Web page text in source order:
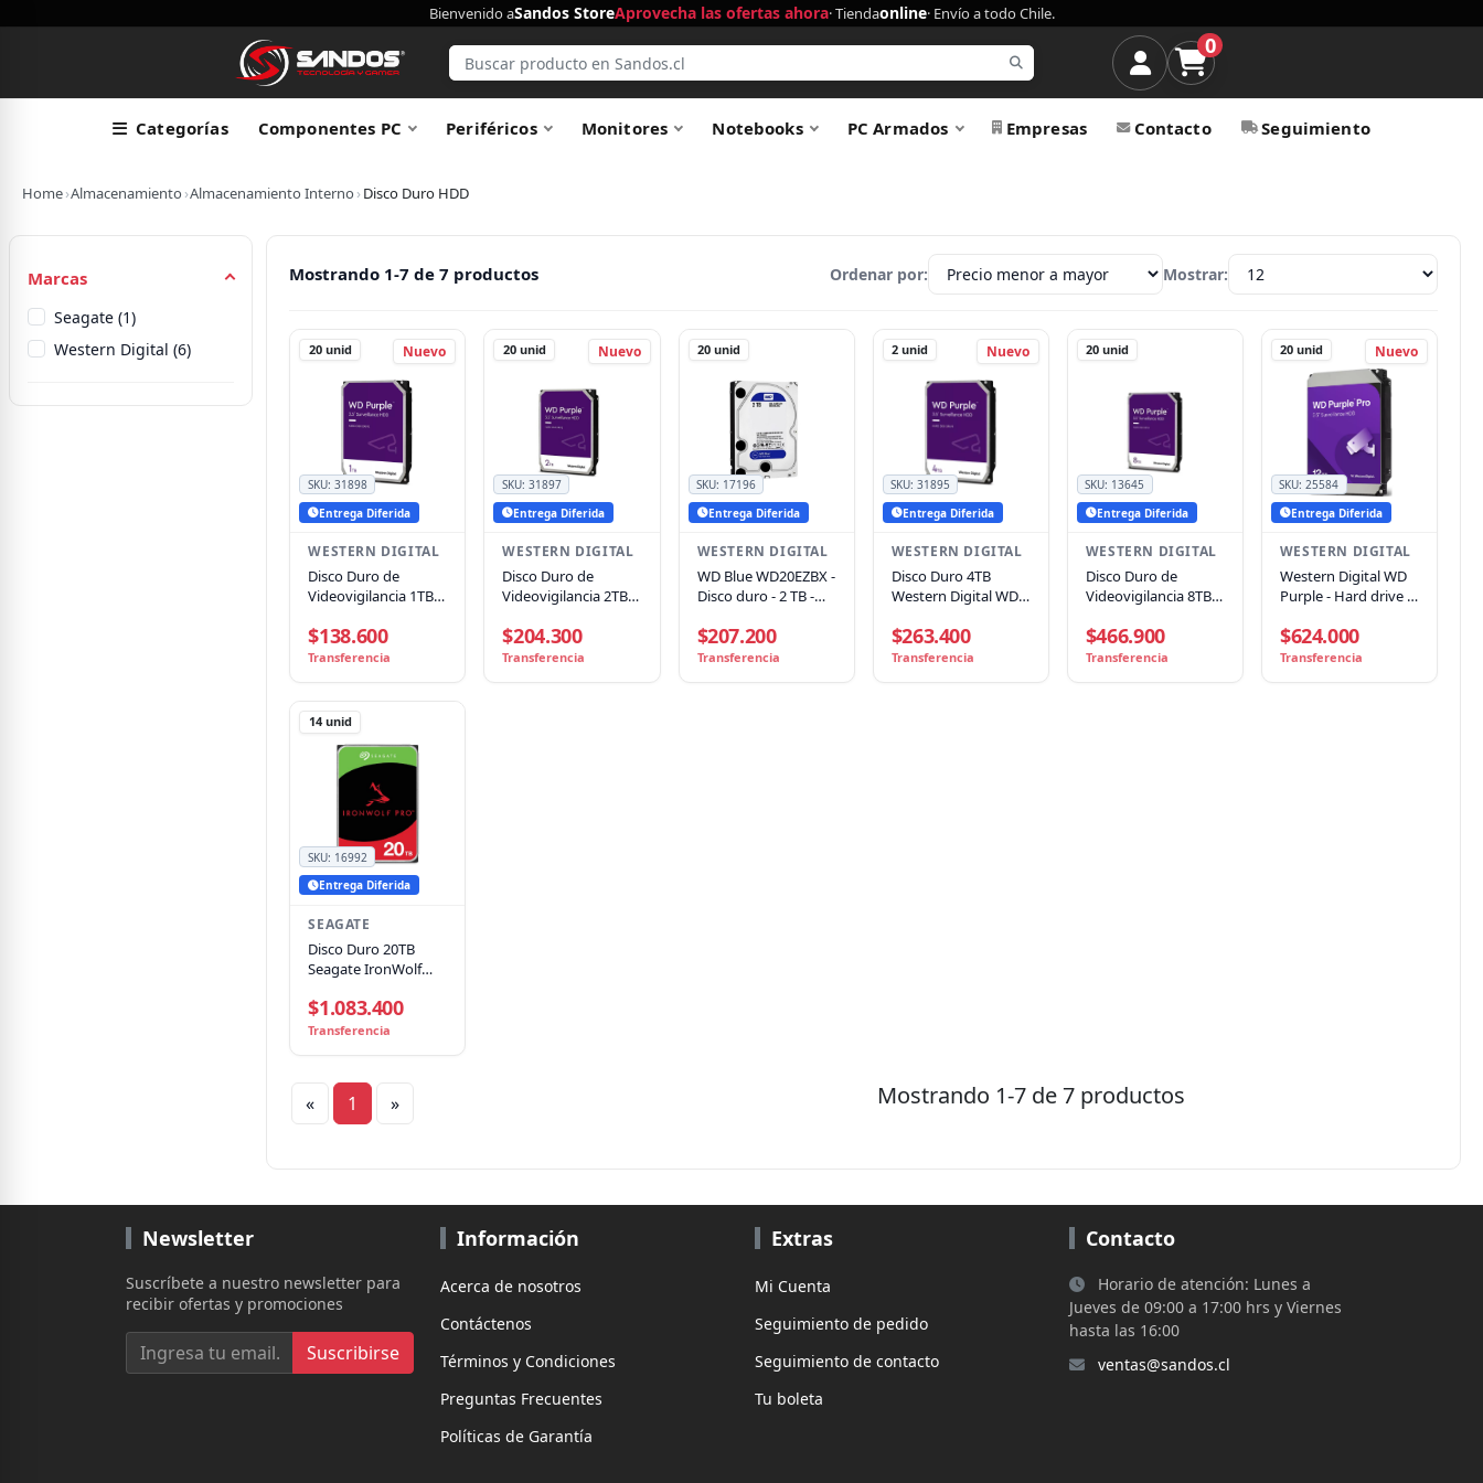
Bienvenido aSandos StoreAprovecha las ofertas ahora· Tiendaonline· Envío a todo Chile.
0
Categorías Componentes PC Periféricos Monitores Notebooks PC Armados Empresas Contacto Seguimiento
Home›Almacenamiento ›Almacenamiento Interno ›Disco Duro HDD
Marcas
Seagate (1)
Western Digital (6)
Mostrando 1-7 de 7 productos Ordenar por: Mostrar:
Entrega Diferida
Nuevo
SKU: 31898
20unid
WESTERN DIGITAL
Disco Duro de
Videovigilancia 1TB
5400RPM, SATA
6Gb/s, Cache 64MB
$138.600
Transferencia
Entrega Diferida
Nuevo
SKU: 31897
20unid
WESTERN DIGITAL
Disco Duro de
Videovigilancia 2TB
5400RPM, Caché
64mb, 3.5"
$204.300
Transferencia
Entrega Diferida
SKU: 17196
20unid
WESTERN DIGITAL
WD Blue WD20EZBX -
Disco duro - 2 TB -
6Gb/s - 7200 rpm -
búfer: 256 MB
$207.200
Transferencia
Entrega Diferida
Nuevo
SKU:31895
2unid
WESTERN DIGITAL
Disco Duro 4TB
Western Digital WD
6GB/S, 256MB Caché,
5400 RPM
$263.400
Transferencia
Entrega Diferida
SKU: 13645
20unid
WESTERN DIGITAL
Disco Duro de
Videovigilancia 8TB
Surveillance, 5640
rpm, SATA 3 (6.0
$466.900
Transferencia
Entrega Diferida
Nuevo
SKU:25584
20 unid
WESTERN DIGITAL
Western Digital WD
Purple - Hard drive -
12 TB - 3.5" - 7200
rpm
$624.000
Transferencia
Entrega Diferida
SKU: 16992
14unid
SEAGATE
Disco Duro 20TB
Seagate IronWolf
6Gbit/s, 7200RPM,
256MB Caché
$1.083.400
Transferencia
« 1 » Mostrando 1-7 de 7 productos
Newsletter
Suscríbete a nuestro newsletter para
recibir ofertas y promociones
Suscribirse
Información
Acerca de nosotros
Contáctenos
Términos y Condiciones
Preguntas Frecuentes
Políticas de Garantía
Extras
Mi Cuenta
Seguimiento de pedido
Seguimiento de contacto
Tu boleta
Contacto
Horario de atención: Lunes a
Jueves de 09:00 a 17:00 hrs y Viernes
hasta las 16:00
ventas@sandos.cl